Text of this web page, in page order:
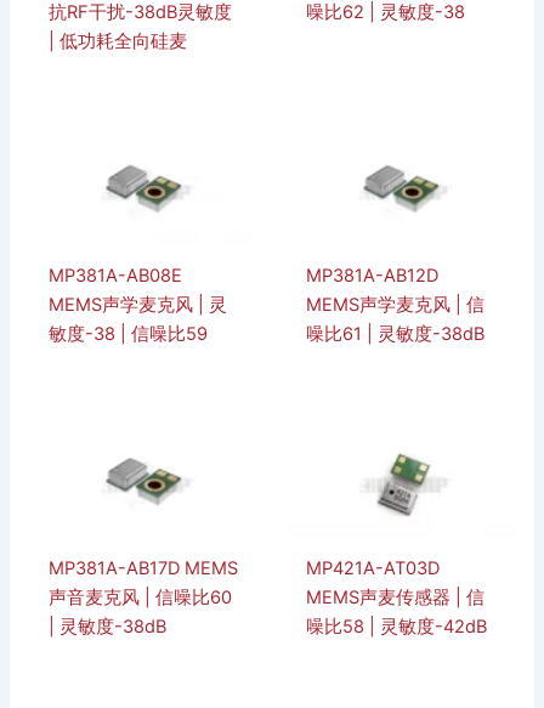
抗RF干扰-38dB灵敏度
| 低功耗全向硅麦
噪比62 | 灵敏度-38
MP381A-AB08E
MEMS声学麦克风 | 灵
敏度-38 | 信噪比59
MP381A-AB12D
MEMS声学麦克风 | 信
噪比61 | 灵敏度-38dB
MP381A-AB17D MEMS
声音麦克风 | 信噪比60
| 灵敏度-38dB
MP421A-AT03D
MEMS声麦传感器 | 信
噪比58 | 灵敏度-42dB